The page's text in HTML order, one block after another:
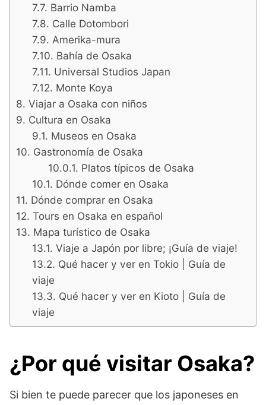
Barrio Namba
Calle Dotombori
Amerika-mura
Bahía de Osaka
Universal Studios Japan
Monte Koya
Viajar a Osaka con niños
Cultura en Osaka
Museos en Osaka
Gastronomía de Osaka
Platos típicos de Osaka
Dónde comer en Osaka
Dónde comprar en Osaka
Tours en Osaka en español
Mapa turístico de Osaka
Viaje a Japón por libre; ¡Guía de viaje!
Qué hacer y ver en Tokio | Guía de
viaje
Qué hacer y ver en Kioto | Guía de
viaje
¿Por qué visitar Osaka?
Si bien te puede parecer que los japoneses en